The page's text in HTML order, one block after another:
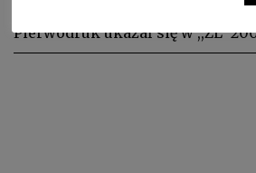
Pierwodruk ukazał się w ,,ZL”